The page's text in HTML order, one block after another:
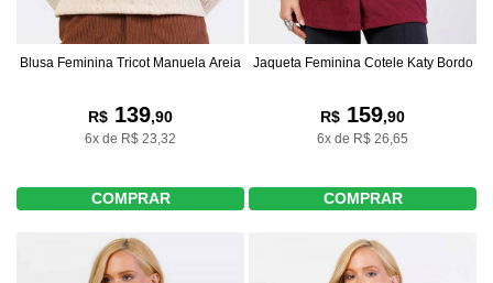
Blusa Feminina Tricot Manuela Areia
R$ 139,90
6x de R$ 23,32
COMPRAR
Jaqueta Feminina Cotele Katy Bordo
R$ 159,90
6x de R$ 26,65
COMPRAR